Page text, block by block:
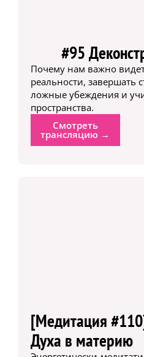
#95
Почему нам важно
реальности, завершать
ложные убеждения и
пространства.
Смотреть
трансляцию →
[Медитация
Духа в материю